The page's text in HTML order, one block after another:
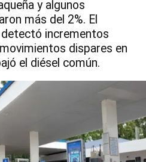
y algunos
más del 2%. El
incrementos
dispares en
el diésel común.